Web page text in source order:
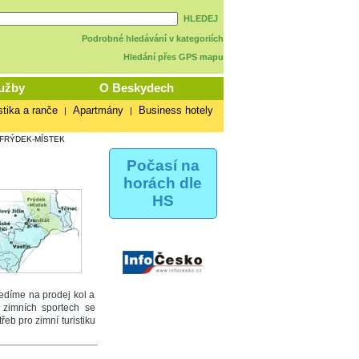
HLEDEJ
Podrobné hledávání v kategoriích
Hledání přes GPS mapu
O Beskydech
a ranče | Apartmány | Business hotely
MÍSTEK
na prodej kol a
sportech se
pro zimní turistiku
Počasí na
horách dle
HS